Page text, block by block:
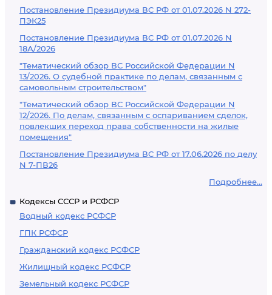
Постановление Президиума ВС РФ от 01.07.2026 N 272-
ПЭК25
Постановление Президиума ВС РФ от 01.07.2026 N
18А/2026
"Тематический обзор ВС Российской Федерации N
13/2026. О судебной практике по делам, связанным с
самовольным строительством"
"Тематический обзор ВС Российской Федерации N
12/2026. По делам, связанным с оспариванием сделок,
повлекших переход права собственности на жилые
помещения"
Постановление Президиума ВС РФ от 17.06.2026 по делу
N 7-ПВ26
Подробнее...
Кодексы СССР и РСФСР
Водный кодекс РСФСР
ГПК РСФСР
Гражданский кодекс РСФСР
Жилищный кодекс РСФСР
Земельный кодекс РСФСР